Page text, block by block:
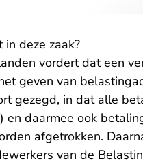
deze zaak?
vordert dat een
geven van
gezegd, in dat alle
en daarmee ook
afgetrokken.
van de